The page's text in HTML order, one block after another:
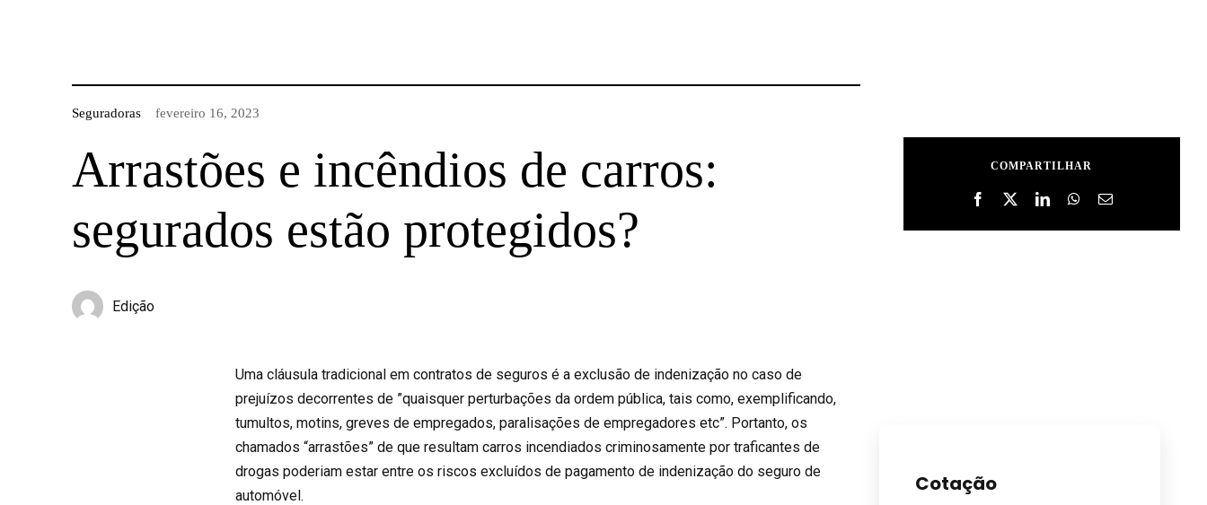
Seguradoras fevereiro 16, 2023
Arrastões e incêndios de carros:
segurados estão protegidos?
Edição
COMPARTILHAR
Uma cláusula tradicional em contratos de seguros é a exclusão de indenização no caso de
prejuízos decorrentes de ”quaisquer perturbações da ordem pública, tais como, exemplificando,
tumultos, motins, greves de empregados, paralisações de empregadores etc”. Portanto, os
chamados “arrastões” de que resultam carros incendiados criminosamente por traficantes de
drogas poderiam estar entre os riscos excluídos de pagamento de indenização do seguro de
automóvel.
Cotação